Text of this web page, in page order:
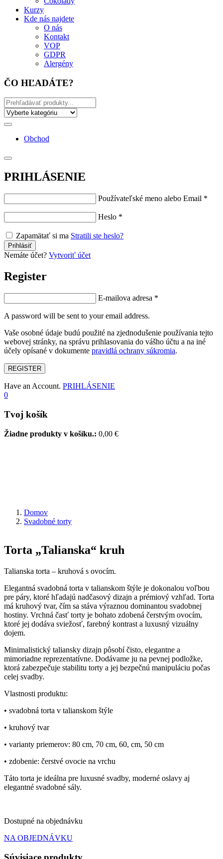
Kurzy
Kde nás najdete
O nás
Kontakt
VOP
GDPR
Alergény
ČO HĽADÁTE?
Obchod
PRIHLÁSENIE
Používateľské meno alebo Email *
Heslo *
Zapamätať si ma Stratili ste heslo?
Nemáte účet? Vytvoriť účet
Register
E-mailova adresa *
A password will be sent to your email address.
Vaše osobné údaje budú použité na zjednodušenie používania tejto
webovej stránky, na správu prihlasovania do vášho účtu a na iné
účely opísané v dokumente pravidlá ochrany súkromia.
REGISTER
Have an Account. PRIHLÁSENIE
0
Tvoj košík
Žiadne produkty v košíku.: 0,00 €
Domov
Svadobné torty
Torta „Talianska“ kruh
Talianska torta – kruhová s ovocím.
Elegantná svadobná torta v talianskom štýle je dokonalou voľbou
pre páry, ktoré hľadajú nadčasový dizajn a prémiový vzhľad. Torta
má kruhový tvar, čím sa stáva výraznou dominantou svadobnej
hostiny. Vrchná časť torty je bohato zdobená čerstvým ovocím,
ktoré jej dodáva sviežosť, farebný kontrast a luxusný vizuálny
dojem.
Minimalistický taliansky dizajn pôsobí čisto, elegantne a
mimoriadne reprezentatívne. Dodávame ju na pevnej podložke,
ktorá zabezpečuje stabilitu torty a jej bezpečnú manipuláciu počas
celej svadby.
Vlastnosti produktu:
• svadobná torta v talianskom štýle
• kruhový tvar
• varianty priemerov: 80 cm, 70 cm, 60, cm, 50 cm
• zdobenie: čerstvé ovocie na vrchu
Táto torta je ideálna pre luxusné svadby, moderné oslavy aj
elegantné svadobné sály.
Dostupné na objednávku
NA OBJEDNÁVKU